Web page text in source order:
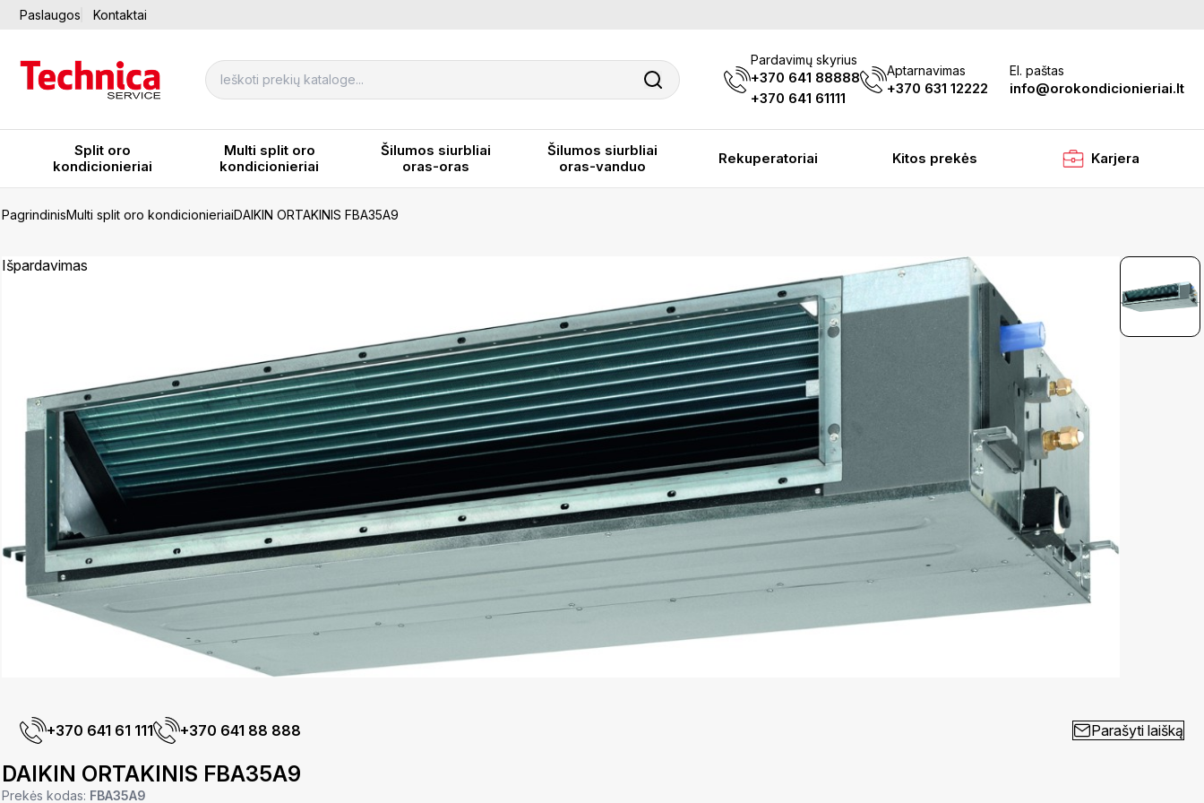
Paslaugos Kontaktai
Pardavimų skyrius
+370 641 88888
+370 641 61111
Aptarnavimas
+370 631 12222
El. paštas
info@orokondicionieriai.lt
Split oro
kondicionieriai
Multi split oro
kondicionieriai
Šilumos siurbliai
oras-oras
Šilumos siurbliai
oras-vanduo
Rekuperatoriai Kitos prekės Karjera
PagrindinisMulti split oro kondicionieriaiDAIKIN ORTAKINIS FBA35A9
Išpardavimas
+370 641 61 111 +370 641 88 888 Parašyti laišką
DAIKIN ORTAKINIS FBA35A9
Prekės kodas: FBA35A9